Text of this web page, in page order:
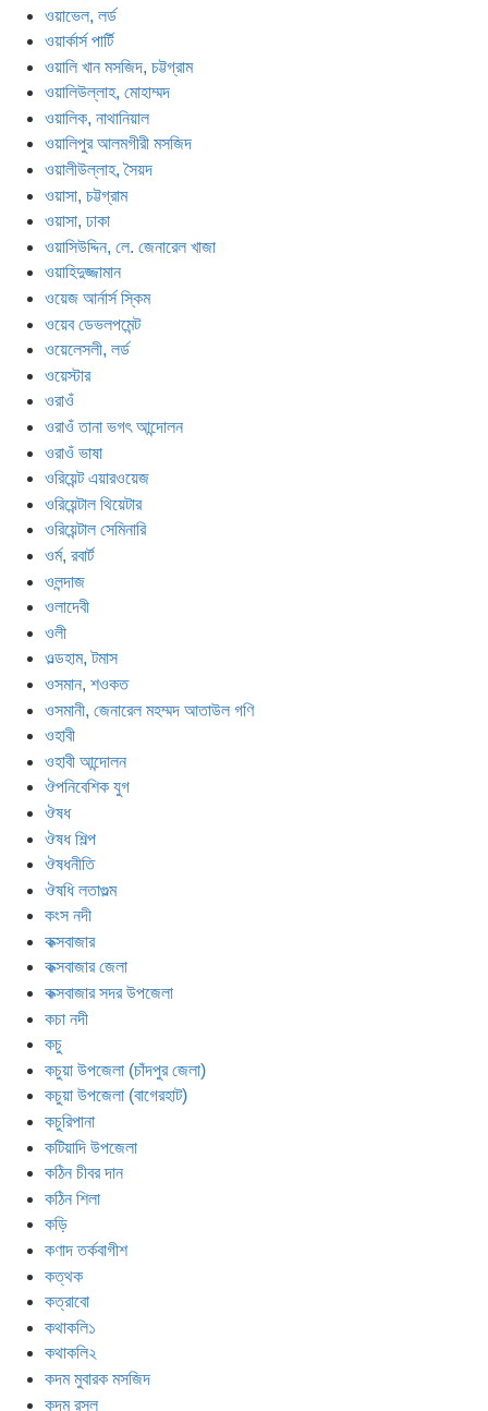
ওয়াভেল, লর্ড
ওয়ার্কার্স পার্টি
ওয়ালি খান মসজিদ, চট্টগ্রাম
ওয়ালিউল্লাহ, মোহাম্মদ
ওয়ালিক, নাথানিয়াল
ওয়ালিপুর আলমগীরী মসজিদ
ওয়ালীউল্লাহ, সৈয়দ
ওয়াসা, চট্টগ্রাম
ওয়াসা, ঢাকা
ওয়াসিউদ্দিন, লে. জেনারেল খাজা
ওয়াহিদুজ্জামান
ওয়েজ আর্নার্স স্কিম
ওয়েব ডেভলপমেন্ট
ওয়েলেসলী, লর্ড
ওয়েস্টার
ওরাওঁ
ওরাওঁ তানা ভগৎ আন্দোলন
ওরাওঁ ভাষা
ওরিয়েন্ট এয়ারওয়েজ
ওরিয়েন্টাল থিয়েটার
ওরিয়েন্টাল সেমিনারি
ওর্ম, রবার্ট
ওলন্দাজ
ওলাদেবী
ওলী
ওল্ডহাম, টমাস
ওসমান, শওকত
ওসমানী, জেনারেল মহম্মদ আতাউল গণি
ওহাবী
ওহাবী আন্দোলন
ঔপনিবেশিক যুগ
ঔষধ
ঔষধ শিল্প
ঔষধনীতি
ঔষধি লতাগুল্ম
কংস নদী
কক্সবাজার
কক্সবাজার জেলা
কক্সবাজার সদর উপজেলা
কচা নদী
কচু
কচুয়া উপজেলা (চাঁদপুর জেলা)
কচুয়া উপজেলা (বাগেরহাট)
কচুরিপানা
কটিয়াদি উপজেলা
কঠিন চীবর দান
কঠিন শিলা
কড়ি
কণাদ তর্কবাগীশ
কত্থক
কত্রাবো
কথাকলি১
কথাকলি২
কদম মুবারক মসজিদ
কদম রসুল